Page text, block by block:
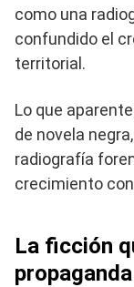
como una
confundido el
territorial.
Lo que
de novela
radiografía
crecimiento
La ficción
propaganda